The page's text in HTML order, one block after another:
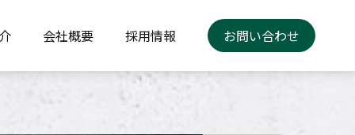
会社概要 採用情報 お問い合わせ